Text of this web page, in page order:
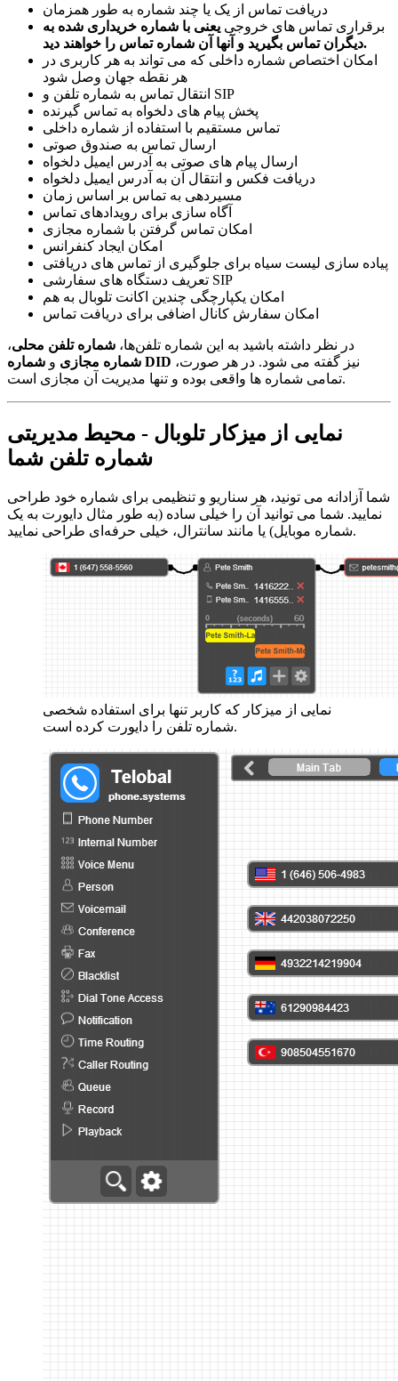
دریافت تماس از یک یا چند شماره به طور همزمان
برقراری تماس های خروجی یعنی با شماره خریداری شده به
دیگران تماس بگیرید و آنها آن شماره تماس را خواهند دید.
امکان اختصاص شماره داخلی که می تواند به هر کاربری در
هر نقطه جهان وصل شود
انتقال تماس به شماره تلفن و SIP
پخش پیام های دلخواه به تماس گیرنده
تماس مستقیم با استفاده از شماره داخلی
ارسال تماس به صندوق صوتی
ارسال پیام های صوتی به آدرس ایمیل دلخواه
دریافت فکس و انتقال آن به آدرس ایمیل دلخواه
مسیردهی به تماس بر اساس زمان
آگاه سازی برای رویدادهای تماس
امکان تماس گرفتن با شماره مجازی
امکان ایجاد کنفرانس
پیاده سازی لیست سیاه برای جلوگیری از تماس های دریافتی
تعریف دستگاه های سفارشی SIP
امکان یکپارچگی چندین اکانت تلوبال به هم
امکان سفارش کانال اضافی برای دریافت تماس
در نظر داشته باشید به این شماره تلفن‌ها، شماره تلفن محلی،
شماره مجازی و شماره DID
تمامی شماره ها واقعی بوده و تنها مدیریت آن مجازی است.
نمایی از میزکار تلوبال - محیط مدیریتی
شماره تلفن شما
شما آزادانه می تونید، هر سناریو و تنظیمی برای شماره خود طراحی
نمایید. شما می توانید آن را خیلی ساده (به طور مثال دایورت به یک
شماره موبایل) یا مانند سانترال، خیلی حرفه‌ای طراحی نمایید.
نمایی از میزکار که کاربر تنها برای استفاده شخصی
شماره تلفن را دایورت کرده است.